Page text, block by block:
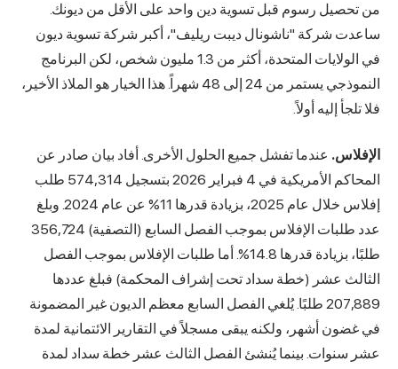
رسوم قبل تسوية دين واحد على الأقل من ديونك.
"ناشونال ديبت ريليف"، أكبر شركة تسوية ديون
في الولايات المتحدة، أكثر من 1.3 مليون شخص، لكن البرنامج
النموذجي يستمر من 24 إلى 48 شهراً. هذا الخيار هو الملاذ الأخير،
إليه أولاً.
عندما تفشل جميع الحلول الأخرى. أفاد بيان صادر عن
المحاكم الأمريكية في 4 فبراير 2026 بتسجيل 574,314 طلب
إفلاس خلال عام 2025، بزيادة قدرها 11% عن عام 2024. وبلغ
عدد طلبات الإفلاس بموجب الفصل السابع (التصفية) 356,724
طلبًا، بزيادة قدرها 14.8%. أما طلبات الإفلاس بموجب الفصل
عشر (خطة سداد تحت إشراف المحكمة) فبلغ عددها
207,889 طلبًا. يُلغي الفصل السابع معظم الديون غير المضمونة
أشهر، ولكنه يبقى مسجلاً في التقارير الائتمانية لمدة
بينما يُنشئ الفصل الثالث عشر خطة سداد لمدة